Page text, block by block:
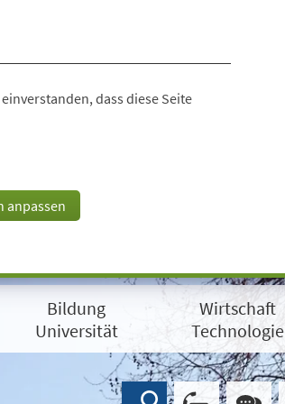
dass diese Seite
anpassen
Bildung
Universität
Wirtschaft
Technologie